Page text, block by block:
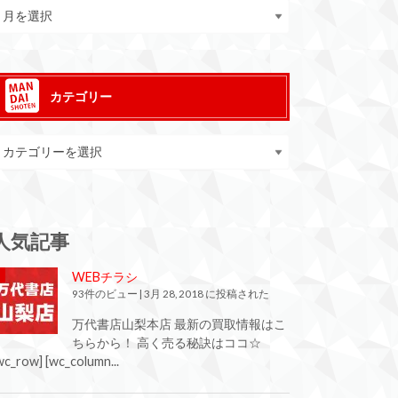
カテゴリー
気記事
WEBチラシ
93件のビュー 3月 28, 2018 に投稿された
万代書店山梨本店 最新の買取情報はこ
ちらから！ 高く売る秘訣はココ☆
[wc_column...